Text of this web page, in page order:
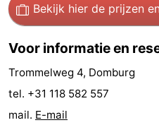
Forum
Route
Parkeren
Reisboekenwinkel
Bekijk hier de prijzen
Voor informatie en
Trommelweg 4, Domburg
tel. +31 118 582 557
mail. E-mail